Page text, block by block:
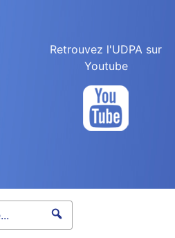
Retrouvez l'UDPA sur
Youtube